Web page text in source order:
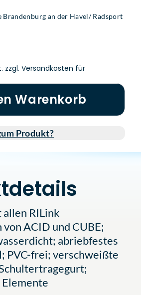
Brandenburg an der Havel/ Radsport
zzgl. Versandkosten für
Warenkorb
Produkt?
RILink
ACID und CUBE;
abriebfestes
PVC-frei; verschweißte